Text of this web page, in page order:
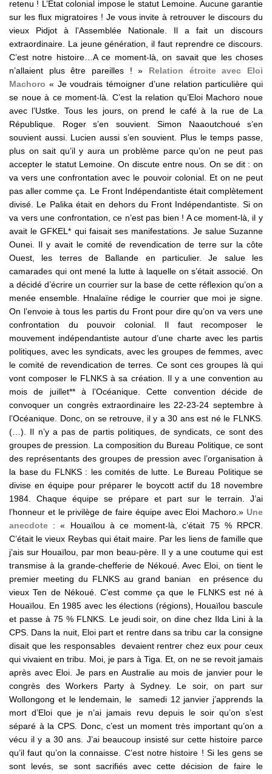
retenu ! L’Etat colonial impose le statut Lemoine. Aucune garantie
sur les flux migratoires ! Je vous invite à retrouver le discours du
vieux Pidjot à l’Assemblée Nationale. Il a fait un discours
extraordinaire. La jeune génération, il faut reprendre ce discours.
C’est notre histoire…A ce moment-là, on savait que les choses
n’allaient plus être pareilles ! » Relation étroite avec Eloi
Machoro « Je voudrais témoigner d’une relation particulière qui
se noue à ce moment-là. C’est la relation qu’Eloi Machoro noue
avec l’Ustke. Tous les jours, on prend le café à la rue de La
République. Roger s’en souvient. Simon Naaoutchoué s’en
souvient aussi. Lucien aussi s’en souvient. Plus le temps passe,
plus on sait qu’il y aura un problème parce qu’on ne peut pas
accepter le statut Lemoine. On discute entre nous. On se dit : on
va vers une confrontation avec le pouvoir colonial. Et on ne peut
pas aller comme ça. Le Front Indépendantiste était complètement
divisé. Le Palika était en dehors du Front Indépendantiste. Si on
va vers une confrontation, ce n’est pas bien ! A ce moment-là, il y
avait le GFKEL* qui faisait ses manifestations. Je salue Suzanne
Ounei. Il y avait le comité de revendication de terre sur la côte
Ouest, les terres de Ballande en particulier. Je salue les
camarades qui ont mené la lutte à laquelle on s’était associé. On
a décidé d’écrire un courrier sur la base de cette réflexion qu’on a
menée ensemble. Hnalaïne rédige le courrier que moi je signe.
On l’envoie à tous les partis du Front pour dire qu’on va vers une
confrontation du pouvoir colonial. Il faut recomposer le
mouvement indépendantiste autour d’une charte avec les partis
politiques, avec les syndicats, avec les groupes de femmes, avec
le comité de revendication de terres. Ce sont ces groupes là qui
vont composer le FLNKS à sa création. Il y a une convention au
mois de juillet** à l’Océanique. Cette convention décide de
convoquer un congrès extraordinaire les 22-23-24 septembre à
l’Océanique. Donc, on se retrouve, il y a 30 ans est né le FLNKS.
(…). Il n’y a pas de partis politiques, de syndicats, ce sont des
groupes de pression. La composition du Bureau Politique, ce sont
des représentants des groupes de pression avec l’organisation à
la base du FLNKS : les comités de lutte. Le Bureau Politique se
divise en équipe pour préparer le boycott actif du 18 novembre
1984. Chaque équipe se prépare et part sur le terrain. J’ai
l’honneur et le privilège de faire équipe avec Eloi Machoro.» Une
anecdote : « Houaïlou à ce moment-là, c’était 75 % RPCR.
C’était le vieux Reybas qui était maire. Par les liens de famille que
j’ais sur Houaïlou, par mon beau-père. Il y a une coutume qui est
transmise à la grande-chefferie de Nékoué. Avec Eloi, on tient le
premier meeting du FLNKS au grand banian en présence du
vieux Ten de Nékoué. C’est comme ça que le FLNKS est né à
Houaïlou. En 1985 avec les élections (régions), Houaïlou bascule
et passe à 75 % FLNKS. Le jeudi soir, on dine chez Ilda Lini à la
CPS. Dans la nuit, Eloi part et rentre dans sa tribu car la consigne
disait que les responsables devaient rentrer chez eux pour ceux
qui vivaient en tribu. Moi, je pars à Tiga. Et, on ne se revoit jamais
après avec Eloi. Je pars en Australie au mois de janvier pour le
congrès des Workers Party à Sydney. Le soir, on part sur
Wollongong et le lendemain, le samedi 12 janvier j’apprends la
mort d’Eloi que je n’ai jamais revu depuis le soir qu’on s’est
séparé à la CPS. Donc, c’est un moment très important qu’on a
vécu il y a 30 ans. J’ai beaucoup insisté sur cette histoire parce
qu’il faut qu’on la connaisse. C’est notre histoire ! Si les gens se
sont levés, se sont sacrifiés avec cette décision de faire le